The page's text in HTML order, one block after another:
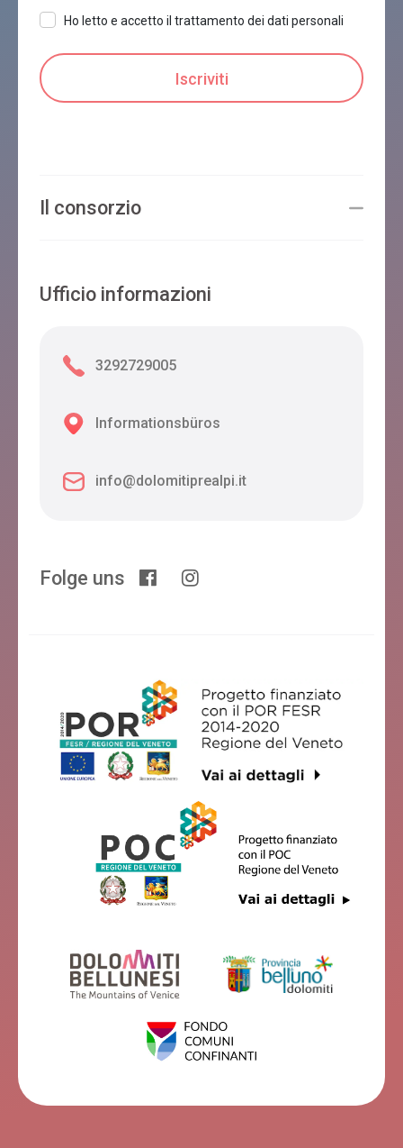
Ho letto e accetto il trattamento dei dati personali
Il consorzio
Ufficio informazioni
3292729005
Informationsbüros
info@dolomitiprealpi.it
Folge uns